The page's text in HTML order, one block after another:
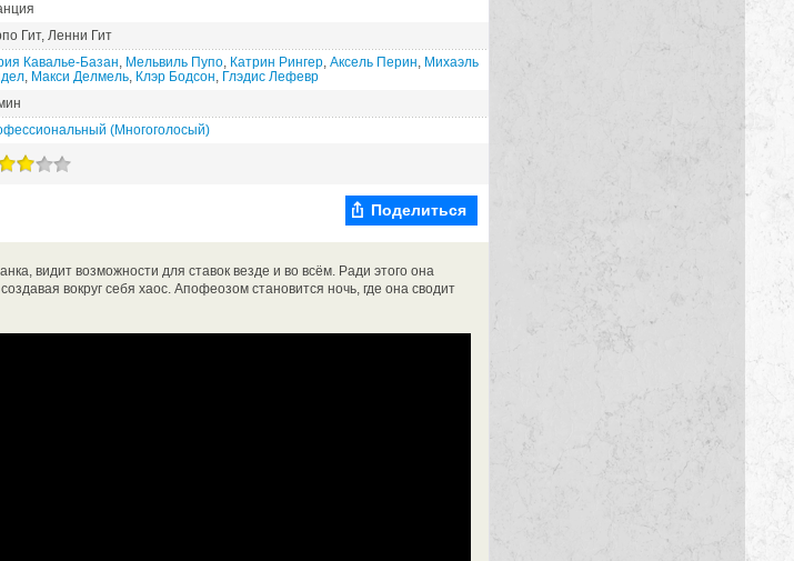
Гит, Ленни Гит
Кавалье-Базан, Мельвиль Пупо, Катрин Рингер, Аксель Перин, Михаэль
, Макси Делмель, Клэр Бодсон, Глэдис Лефевр
(Многоголосый)
Поделиться
видит возможности для ставок везде и во всём. Ради этого она
вокруг себя хаос. Апофеозом становится ночь, где она сводит